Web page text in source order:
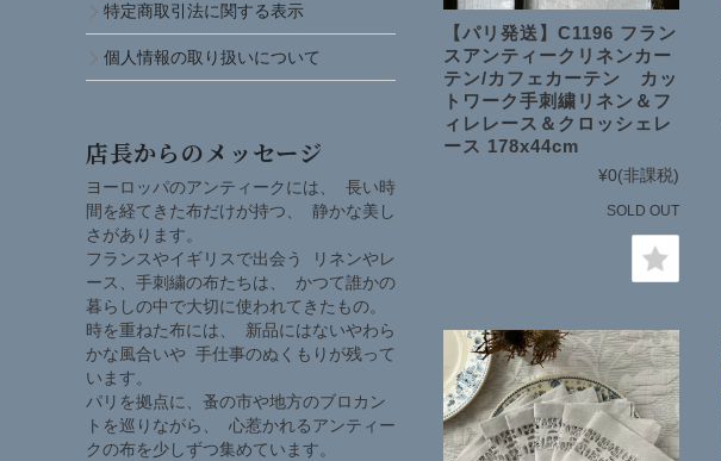
【パリ発送】C1196 フラン
スアンティークリネンカー
テン/カフェカーテン カッ
トワーク手刺繍リネン＆フ
ィレレース＆クロッシェレ
ース 178x44cm
¥0(非課税)
SOLD OUT
特定商取引法に関する表示
個人情報の取り扱いについて
店長からのメッセージ
ヨーロッパのアンティークには、 長い時
間を経てきた布だけが持つ、 静かな美し
さがあります。
フランスやイギリスで出会う リネンやレ
ース、手刺繍の布たちは、 かつて誰かの
暮らしの中で大切に使われてきたもの。
時を重ねた布には、 新品にはないやわら
かな風合いや 手仕事のぬくもりが残って
います。
パリを拠点に、蚤の市や地方のブロカン
トを巡りながら、 心惹かれるアンティー
クの布を少しずつ集めています。